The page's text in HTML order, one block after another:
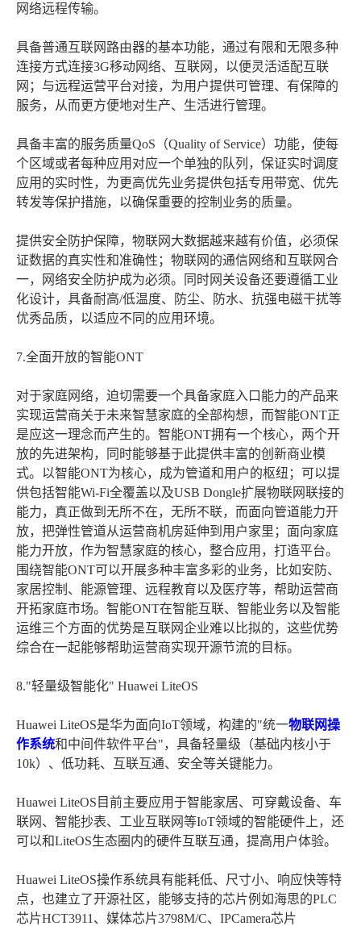
网络远程传输。
具备普通互联网路由器的基本功能，通过有限和无限多种
连接方式连接3G移动网络、互联网，以便灵活适配互联
网；与远程运营平台对接，为用户提供可管理、有保障的
服务，从而更方便地对生产、生活进行管理。
具备丰富的服务质量QoS（Quality of Service）功能，使每
个区域或者每种应用对应一个单独的队列，保证实时调度
应用的实时性，为更高优先业务提供包括专用带宽、优先
转发等保护措施，以确保重要的控制业务的质量。
提供安全防护保障，物联网大数据越来越有价值，必须保
证数据的真实性和准确性；物联网的通信网络和互联网合
一，网络安全防护成为必须。同时网关设备还要遵循工业
化设计，具备耐高/低温度、防尘、防水、抗强电磁干扰等
优秀品质，以适应不同的应用环境。
7.全面开放的智能ONT
对于家庭网络，迫切需要一个具备家庭入口能力的产品来
实现运营商关于未来智慧家庭的全部构想，而智能ONT正
是应这一理念而产生的。智能ONT拥有一个核心，两个开
放的先进架构，同时能够基于此提供丰富的创新商业模
式。以智能ONT为核心，成为管道和用户的枢纽；可以提
供包括智能Wi-Fi全覆盖以及USB Dongle扩展物联网联接的
能力，真正做到无所不在，无所不联，而面向管道能力开
放，把弹性管道从运营商机房延伸到用户家里；面向家庭
能力开放，作为智慧家庭的核心，整合应用，打造平台。
围绕智能ONT可以开展多种丰富多彩的业务，比如安防、
家居控制、能源管理、远程教育以及医疗等，帮助运营商
开拓家庭市场。智能ONT在智能互联、智能业务以及智能
运维三个方面的优势是互联网企业难以比拟的，这些优势
综合在一起能够帮助运营商实现开源节流的目标。
8."轻量级智能化" Huawei LiteOS
Huawei LiteOS是华为面向IoT领域，构建的"统一物联网操
作系统和中间件软件平台"，具备轻量级（基础内核小于
10k）、低功耗、互联互通、安全等关键能力。
Huawei LiteOS目前主要应用于智能家居、可穿戴设备、车
联网、智能抄表、工业互联网等IoT领域的智能硬件上，还
可以和LiteOS生态圈内的硬件互联互通，提高用户体验。
Huawei LiteOS操作系统具有能耗低、尺寸小、响应快等特
点，也建立了开源社区，能够支持的芯片例如海思的PLC
芯片HCT3911、媒体芯片3798M/C、IPCamera芯片